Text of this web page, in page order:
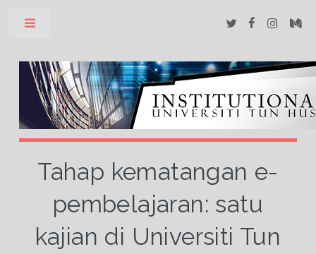
Tahap kematangan e-
pembelajaran: satu
kajian di Universiti Tun